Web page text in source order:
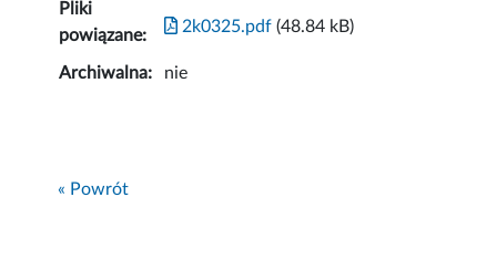
Pliki
powiązane:
2k0325.pdf (48.84 kB)
Archiwalna: nie
« Powrót